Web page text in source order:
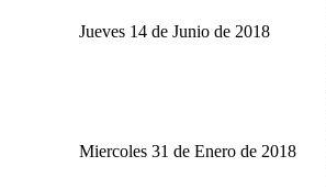
Jueves 14 de Junio de 2018
Miercoles 31 de Enero de 2018